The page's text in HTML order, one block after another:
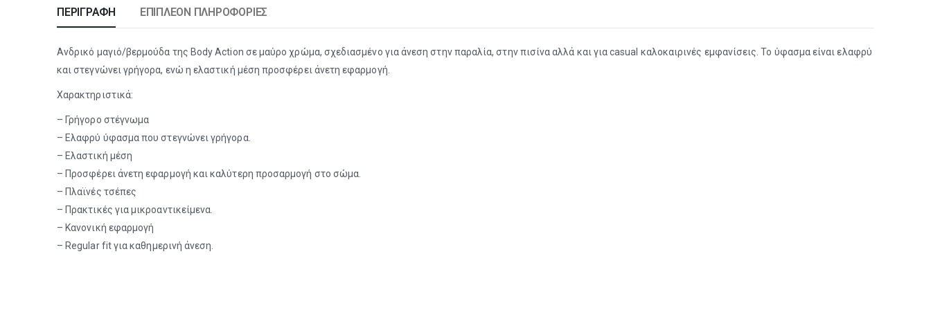
ΠΕΡΙΓΡΑΦΉ ΕΠΙΠΛΈΟΝ ΠΛΗΡΟΦΟΡΊΕΣ
Ανδρικό μαγιό/βερμούδα της Body Action σε μαύρο χρώμα, σχεδιασμένο για άνεση στην παραλία, στην πισίνα αλλά και για casual καλοκαιρινές εμφανίσεις. Το ύφασμα είναι ελαφρύ
και στεγνώνει γρήγορα, ενώ η ελαστική μέση προσφέρει άνετη εφαρμογή.
Χαρακτηριστικά:
– Γρήγορο στέγνωμα
– Ελαφρύ ύφασμα που στεγνώνει γρήγορα.
– Ελαστική μέση
– Προσφέρει άνετη εφαρμογή και καλύτερη προσαρμογή στο σώμα.
– Πλαϊνές τσέπες
– Πρακτικές για μικροαντικείμενα.
– Κανονική εφαρμογή
– Regular fit για καθημερινή άνεση.